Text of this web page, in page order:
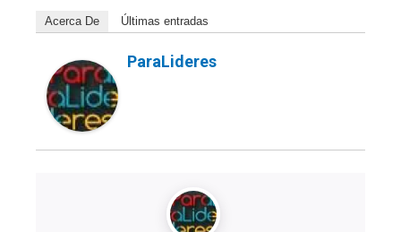
Acerca De Últimas entradas
ParaLideres